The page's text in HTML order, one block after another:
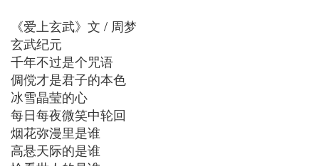
《爱上玄武》文 / 周梦
玄武纪元
千年不过是个咒语
倜傥才是君子的本色
冰雪晶莹的心
每日每夜微笑中轮回
烟花弥漫里是谁
高悬天际的是谁